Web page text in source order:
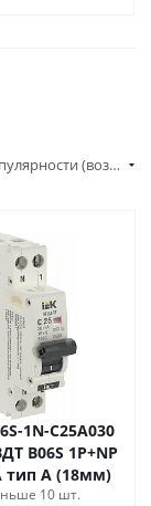
По популярности (возрастание)
1N-C25A030
B06S 1P+NP
тип A (18мм)
10 шт.